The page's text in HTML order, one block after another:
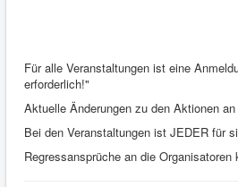
Für alle Veranstaltungen ist eine
erforderlich!"
Aktuelle Änderungen zu den Aktionen
Bei den Veranstaltungen ist JEDER für
Regressansprüche an die